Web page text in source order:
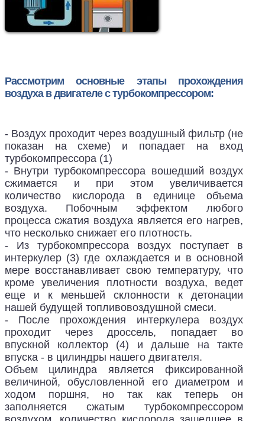
Рассмотрим основные этапы прохождения
воздуха в двигателе с турбокомпрессором:
- Воздух проходит через воздушный фильтр (не
показан на схеме) и попадает на вход
турбокомпрессора (1)
- Внутри турбокомпрессора вошедший воздух
сжимается и при этом увеличивается
количество кислорода в единице объема
воздуха. Побочным эффектом любого
процесса сжатия воздуха является его нагрев,
что несколько снижает его плотность.
- Из турбокомпрессора воздух поступает в
интеркулер (3) где охлаждается и в основной
мере восстанавливает свою температуру, что
кроме увеличения плотности воздуха, ведет
еще и к меньшей склонности к детонации
нашей будущей топливовоздушной смеси.
- После прохождения интеркулера воздух
проходит через дроссель, попадает во
впускной коллектор (4) и дальше на такте
впуска - в цилиндры нашего двигателя.
Объем цилиндра является фиксированной
величиной, обусловленной его диаметром и
ходом поршня, но так как теперь он
заполняется сжатым турбокомпрессором